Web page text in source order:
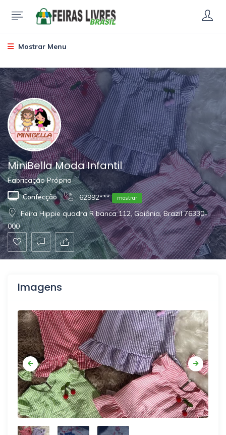
Mostrar Menu
MiniBella Moda Infantil
Fabricação Própria
Confecção
62992*** mostrar
Feira Hippie quadra R banca 112, Goiânia, Brazil 76330-
000
Imagens